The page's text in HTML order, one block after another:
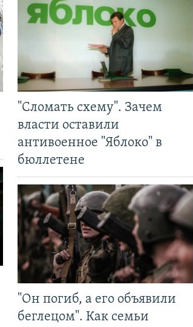
"Сломать схему". Зачем
власти оставили
антивоенное "Яблоко" в
бюллетене
"Он погиб, а его объявили
беглецом". Как семьи